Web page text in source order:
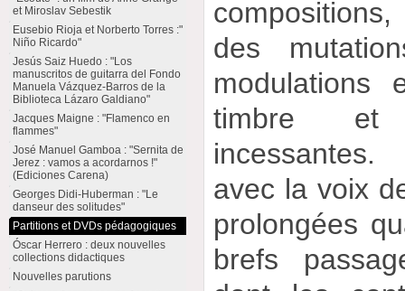
des
modulations
timbre et
incessantes.
avec la voix
prolongées
brefs
et Miroslav Sebestik
Eusebio Rioja et Norberto Torres :"
Niño Ricardo"
Jesús Saiz Huedo : "Los
manuscritos de guitarra del Fondo
Manuela Vázquez-Barros de la
Biblioteca Lázaro Galdiano"
Jacques Maigne : "Flamenco en
flammes"
José Manuel Gamboa : "Sernita de
Jerez : vamos a acordarnos !"
(Ediciones Carena)
Georges Didi-Huberman : "Le
danseur des solitudes"
Partitions et DVDs pédagogiques
Óscar Herrero : deux nouvelles
collections didactiques
Nouvelles parutions